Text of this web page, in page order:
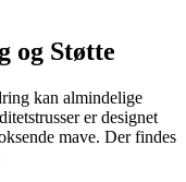
og Støtte
kan almindelige
er designet
mave. Der findes